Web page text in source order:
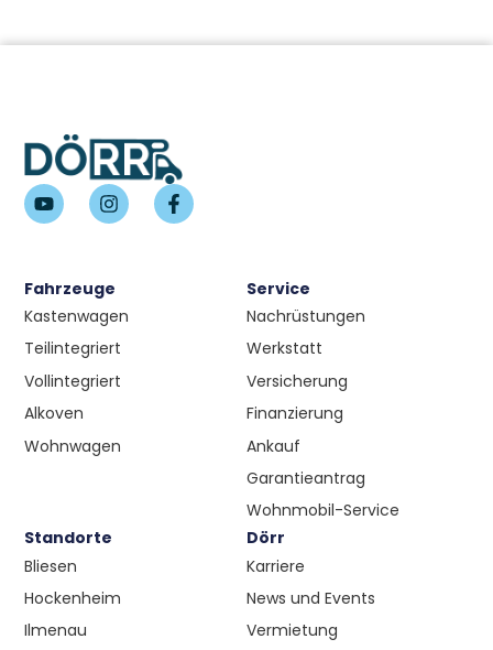
Fahrzeuge
Kastenwagen
Teilintegriert
Vollintegriert
Alkoven
Wohnwagen
Service
Nachrüstungen
Werkstatt
Versicherung
Finanzierung
Ankauf
Garantieantrag
Wohnmobil-Service
Standorte
Bliesen
Hockenheim
Ilmenau
Dörr
Karriere
News und Events
Vermietung